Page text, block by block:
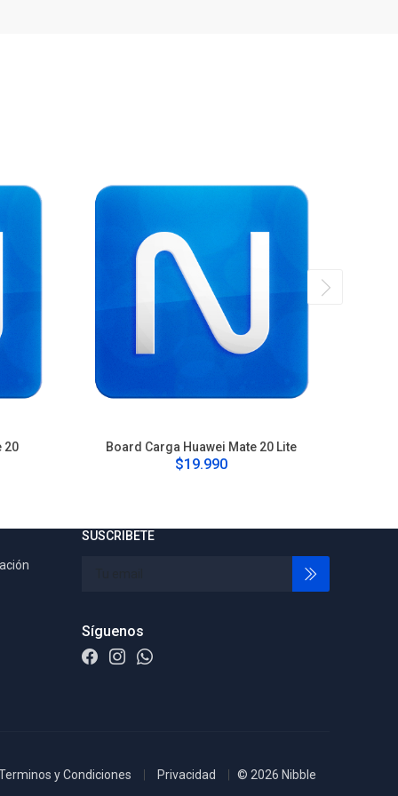
20 Board Carga Huawei Mate 20 Lite
$19.990
SUSCRIBETE
Síguenos
y Condiciones Privacidad © 2026 Nibble